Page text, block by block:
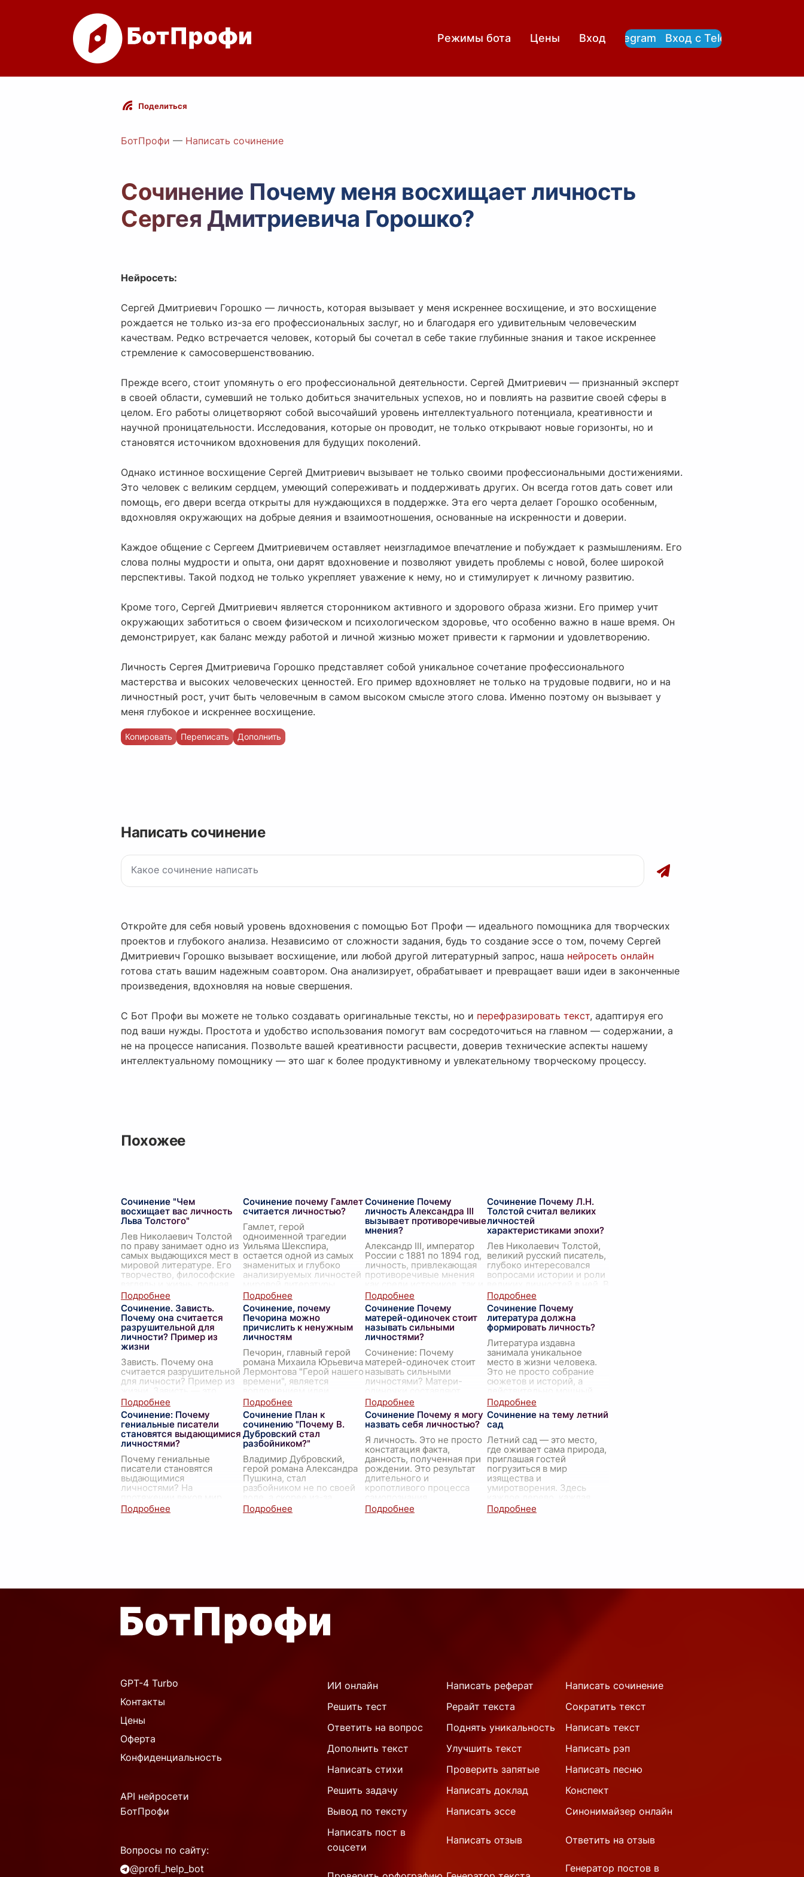
Режимы бота Цены Вход
Вход с Telegram Вход с Telegram
Поделиться
БотПрофи — Написать сочинение
Сочинение Почему меня восхищает личность
Сергея Дмитриевича Горошко?
Нейросеть:
Сергей Дмитриевич Горошко — личность, которая вызывает у меня искреннее восхищение, и это восхищение
рождается не только из-за его профессиональных заслуг, но и благодаря его удивительным человеческим
качествам. Редко встречается человек, который бы сочетал в себе такие глубинные знания и такое искреннее
стремление к самосовершенствованию.
Прежде всего, стоит упомянуть о его профессиональной деятельности. Сергей Дмитриевич — признанный эксперт
в своей области, сумевший не только добиться значительных успехов, но и повлиять на развитие своей сферы в
целом. Его работы олицетворяют собой высочайший уровень интеллектуального потенциала, креативности и
научной проницательности. Исследования, которые он проводит, не только открывают новые горизонты, но и
становятся источником вдохновения для будущих поколений.
Однако истинное восхищение Сергей Дмитриевич вызывает не только своими профессиональными достижениями.
Это человек с великим сердцем, умеющий сопереживать и поддерживать других. Он всегда готов дать совет или
помощь, его двери всегда открыты для нуждающихся в поддержке. Эта его черта делает Горошко особенным,
вдохновляя окружающих на добрые деяния и взаимоотношения, основанные на искренности и доверии.
Каждое общение с Сергеем Дмитриевичем оставляет неизгладимое впечатление и побуждает к размышлениям. Его
слова полны мудрости и опыта, они дарят вдохновение и позволяют увидеть проблемы с новой, более широкой
перспективы. Такой подход не только укрепляет уважение к нему, но и стимулирует к личному развитию.
Кроме того, Сергей Дмитриевич является сторонником активного и здорового образа жизни. Его пример учит
окружающих заботиться о своем физическом и психологическом здоровье, что особенно важно в наше время. Он
демонстрирует, как баланс между работой и личной жизнью может привести к гармонии и удовлетворению.
Личность Сергея Дмитриевича Горошко представляет собой уникальное сочетание профессионального
мастерства и высоких человеческих ценностей. Его пример вдохновляет не только на трудовые подвиги, но и на
личностный рост, учит быть человечным в самом высоком смысле этого слова. Именно поэтому он вызывает у
меня глубокое и искреннее восхищение.
Копировать Переписать Дополнить
Написать сочинение
Откройте для себя новый уровень вдохновения с помощью Бот Профи — идеального помощника для творческих
проектов и глубокого анализа. Независимо от сложности задания, будь то создание эссе о том, почему Сергей
Дмитриевич Горошко вызывает восхищение, или любой другой литературный запрос, наша нейросеть онлайн
готова стать вашим надежным соавтором. Она анализирует, обрабатывает и превращает ваши идеи в законченные
произведения, вдохновляя на новые свершения.
С Бот Профи вы можете не только создавать оригинальные тексты, но и перефразировать текст, адаптируя его
под ваши нужды. Простота и удобство использования помогут вам сосредоточиться на главном — содержании, а
не на процессе написания. Позвольте вашей креативности расцвести, доверив технические аспекты нашему
интеллектуальному помощнику — это шаг к более продуктивному и увлекательному творческому процессу.
Похожее
Сочинение "Чем
восхищает вас личность
Льва Толстого"
Лев Николаевич Толстой
по праву занимает одно из
самых выдающихся мест в
мировой литературе. Его
творчество, философские
исканий и противоречий,
вызывают у ...
Сочинение почему Гамлет
считается личностью?
Гамлет, герой
одноименной трагедии
Уильяма Шекспира,
остается одной из самых
знаменитых и глубоко
анализируемых личностей
Вопрос, почему он
считается личностью,
Сочинение Почему
личность Александра III
вызывает противоречивые
мнения?
Александр III, император
России с 1881 по 1894 год,
личность, привлекающая
противоречивые мнения
среди простых людей. Его
правление ознаменовалось
как зн...
Сочинение Почему Л.Н.
Толстой считал великих
личностей
характеристиками эпохи?
Лев Николаевич Толстой,
великий русский писатель,
глубоко интересовался
вопросами истории и роли
своих трудах, особенно в
монументальном романе
"Война и...
Сочинение. Зависть.
Почему она считается
разрушительной для
личности? Пример из
жизни
Зависть. Почему она
считается разрушительной
для личности? Пример из
чувство, которое каждый
из нас испытывал хотя бы
раз в жизни. Одни могут
признать это, др...
Сочинение, почему
Печорина можно
причислить к ненужным
личностям
Печорин, главный герой
романа Михаила Юрьевича
Лермонтова "Герой нашего
времени", является
"лишнего человека",
характерной для русской
литературы XIX века. Это
зва...
Сочинение Почему
матерей-одиночек стоит
называть сильными
личностями?
Сочинение: Почему
матерей-одиночек стоит
называть сильными
личностями? Матери-
существенный и важный
сегмент нашего общества.
Их жизненная ситуация
требует от н...
Сочинение Почему
литература должна
формировать личность?
Литература издавна
занимала уникальное
место в жизни человека.
Это не просто собрание
сюжетов и историй, а
инструмент, способный
формировать наши мысли,
убежде...
Сочинение: Почему
гениальные писатели
становятся выдающимися
личностями?
Почему гениальные
писатели становятся
выдающимися
личностями? На
литературы одаривал
человечество
Сочинение План к
сочинению "Почему В.
Дубровский стал
разбойником?"
Владимир Дубровский,
герой романа Александра
Пушкина, стал
разбойником не по своей
суровой судьбы и
несправедливости, которая
Сочинение Почему я могу
назвать себя личностью?
Я личность. Это не просто
констатация факта,
данность, полученная при
рождении. Это результат
длительного и
кропотливого процесса
самоопределения и
самосовершенствова
Сочинение на тему летний
сад
Летний сад — это место,
где оживает сама природа,
приглашая гостей
погрузиться в мир
изящества и
умиротворения. Здесь
аллея окутаны
таинственным
GPT-4 Turbo
Контакты
Цены
Оферта
Конфиденциальность
API нейросети
БотПрофи
Вопросы по сайту:
@profi_help_bot
ИИ онлайн Написать реферат
Написать сочинение
Решить тест
Рерайт текста
Сократить текст
Ответить на вопрос
Поднять уникальность
Написать текст
Дополнить текст
Улучшить текст
Написать рэп
Написать стихи
Проверить запятые
Написать песню
Решить задачу
Написать доклад
Конспект
Вывод по тексту
Написать эссе
Синонимайзер онлайн
Написать пост в
соцсети
Написать отзыв Ответить на отзыв
Генератор постов в